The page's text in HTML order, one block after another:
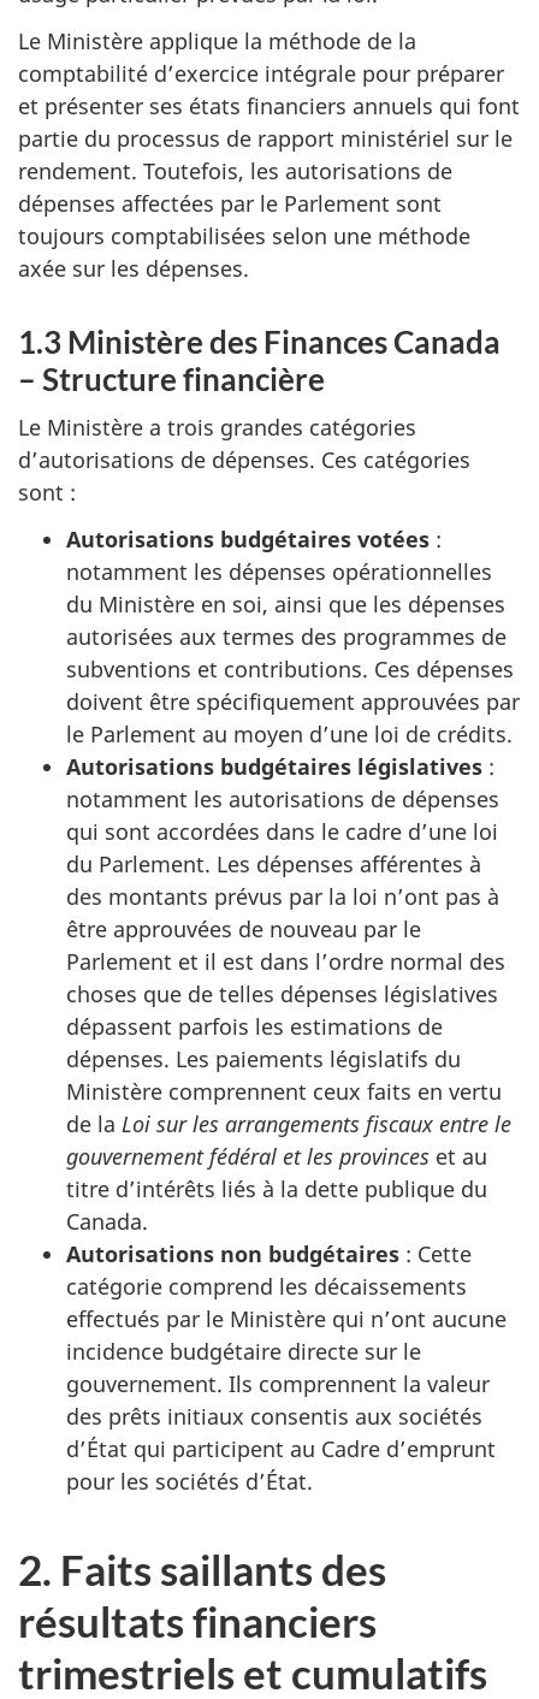
Le Ministère applique la méthode de la
comptabilité d’exercice intégrale pour préparer
et présenter ses états financiers annuels qui font
partie du processus de rapport ministériel sur le
rendement. Toutefois, les autorisations de
dépenses affectées par le Parlement sont
toujours comptabilisées selon une méthode
axée sur les dépenses.
1.3 Ministère des Finances Canada
– Structure financière
Le Ministère a trois grandes catégories
d’autorisations de dépenses. Ces catégories
sont :
Autorisations budgétaires votées :
notamment les dépenses opérationnelles
du Ministère en soi, ainsi que les dépenses
autorisées aux termes des programmes de
subventions et contributions. Ces dépenses
doivent être spécifiquement approuvées par
le Parlement au moyen d’une loi de crédits.
Autorisations budgétaires législatives :
notamment les autorisations de dépenses
qui sont accordées dans le cadre d’une loi
du Parlement. Les dépenses afférentes à
des montants prévus par la loi n’ont pas à
être approuvées de nouveau par le
Parlement et il est dans l’ordre normal des
choses que de telles dépenses législatives
dépassent parfois les estimations de
dépenses. Les paiements législatifs du
Ministère comprennent ceux faits en vertu
de la Loi sur les arrangements fiscaux entre le
gouvernement fédéral et les provinces et au
titre d’intérêts liés à la dette publique du
Canada.
Autorisations non budgétaires : Cette
catégorie comprend les décaissements
effectués par le Ministère qui n’ont aucune
incidence budgétaire directe sur le
gouvernement. Ils comprennent la valeur
des prêts initiaux consentis aux sociétés
d’État qui participent au Cadre d’emprunt
pour les sociétés d’État.
2. Faits saillants des
résultats financiers
trimestriels et cumulatifs